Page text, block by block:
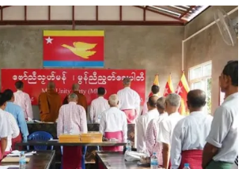
ာ ဖြစ်ပါတယ်။ ဆေးရုံမလာဘဲ CDM…